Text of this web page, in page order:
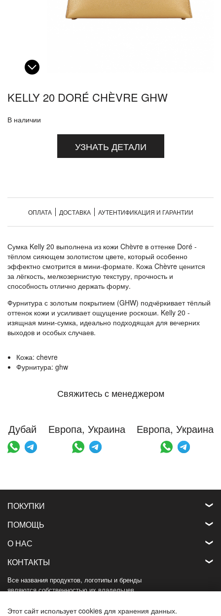
KELLY 20 DORÉ CHÈVRE GHW
В наличии
УЗНАТЬ ДЕТАЛИ
ОПЛАТА ДОСТАВКА АУТЕНТИФИКАЦИЯ И ГАРАНТИИ
Сумка Kelly 20 выполнена из кожи Chèvre в оттенке Doré -
тёплом сияющем золотистом цвете, который особенно
эффектно смотрится в мини-формате. Кожа Chèvre ценится
за лёгкость, мелкозернистую текстуру, прочность и
способность отлично держать форму.
Фурнитура с золотым покрытием (GHW) подчёркивает тёплый
оттенок кожи и усиливает ощущение роскоши. Kelly 20 -
изящная мини-сумка, идеально подходящая для вечерних
выходов и особых случаев.
Кожа: chevre
Фурнитура: ghw
Свяжитесь с менеджером
Дубай Европа, Украина Европа, Украина
ПОКУПКИ
ПОМОЩЬ
О НАС
КОНТАКТЫ
Все названия продуктов, логотипы и бренды
являются собственностью их владельцев.
используемые на этом веб-сайте,
Этот сайт использует cookies для хранения данных.